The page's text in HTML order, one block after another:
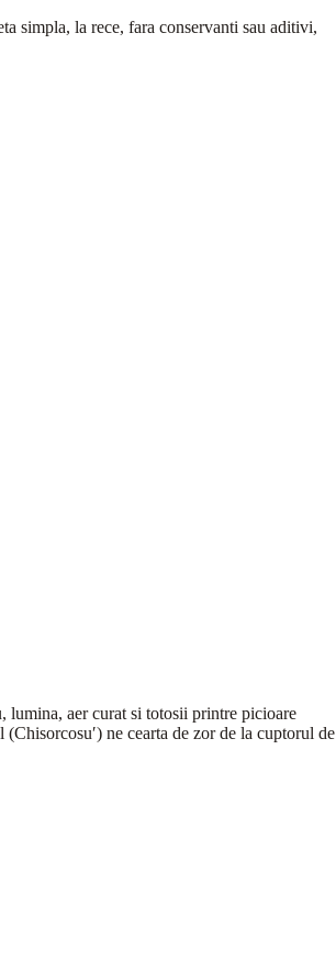
simpla, la rece, fara conservanti sau aditivi,
lumina, aer curat si totosii printre picioare
ne cearta de zor de la cuptorul de